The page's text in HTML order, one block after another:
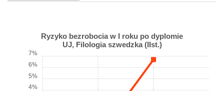
Ryzyko bezrobocia w I roku po dyplomie
UJ, Filologia szwedzka (IIst.)
4%
5%
6%
7%